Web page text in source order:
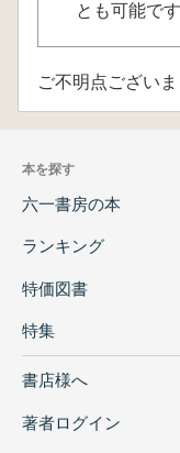
とも可能です
ご不明点ござい
本を探す
六一書房の本
ランキング
特価図書
特集
書店様へ
著者ログイン